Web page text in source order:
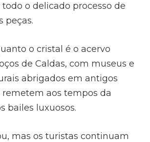
o delicado processo de
peças.
o cristal é o acervo
de Caldas, com museus e
abrigados em antigos
remetem aos tempos da
bailes luxuosos.
mas os turistas continuam